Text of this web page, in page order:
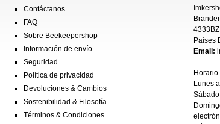
Contáctanos
FAQ
Sobre Beekeepershop
Información de envío
Seguridad
Política de privacidad
Devoluciones & Cambios
Sostenibilidad & Filosofía
Términos & Condiciones
Países
Email:
Horario
Lunes